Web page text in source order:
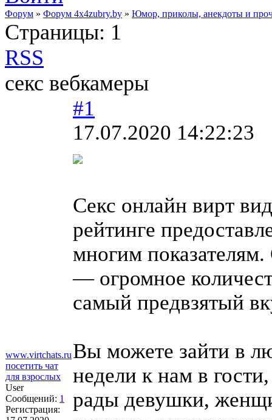
Форум » Форум 4x4zubry.by » Юмор, приколы, анекдоты и
Страницы: 1
RSS
секс вебкамеры
www.virtchats.ru
посетить чат
для взрослых
User
Сообщений: 1
Регистрация:
#1
17.07.2020 14:22:23
Секс онлайн вирт
рейтинге
многим
— огромное
самый предвзятый
Вы можете зайти в
недели к нам в
рады девушки,